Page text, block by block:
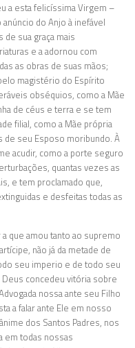
a esta felicíssima Virgem –
do Anjo à inefável
sua graça mais
e a adornou com
as obras de suas mãos;
magistério do Espírito
obséquios, como a Mãe
de céus e terra e se tem
filial, como a Mãe própria
de seu Esposo moribundo. À
acudir, como a porte seguro
quantas vezes as
e tem proclamado que,
e desfeitas todas as
que amou tanto ao supremo
não já da metade de
seu imperio e de todo seu
Deus concedeu vitória sobre
nossa ante seu Filho
a falar ante Ele em nosso
dos Santos Padres, nos
em todas nossas